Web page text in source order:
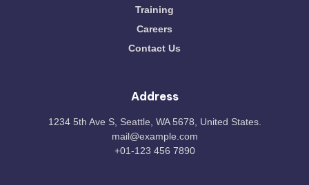
Training
Careers
Contact Us
Address
1234 5th Ave S, Seattle, WA 5678, United States.
mail@example.com
+01-123 456 7890